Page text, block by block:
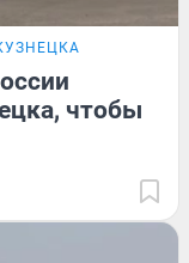
чтобы